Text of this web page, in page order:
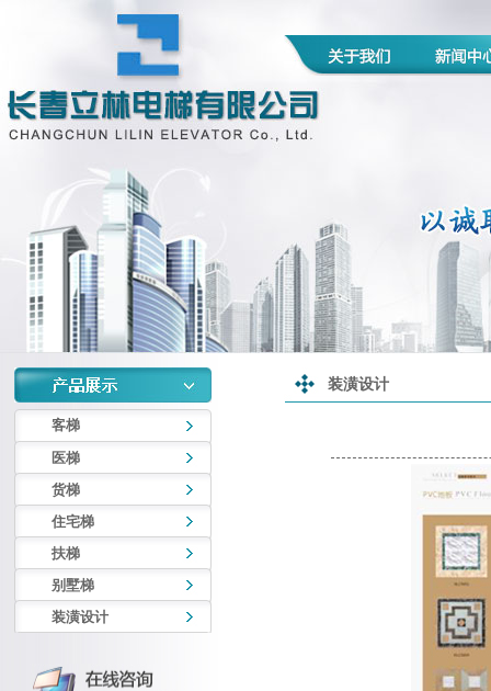
客梯
医梯
货梯
住宅梯
扶梯
别墅梯
装潢设计
装潢设计